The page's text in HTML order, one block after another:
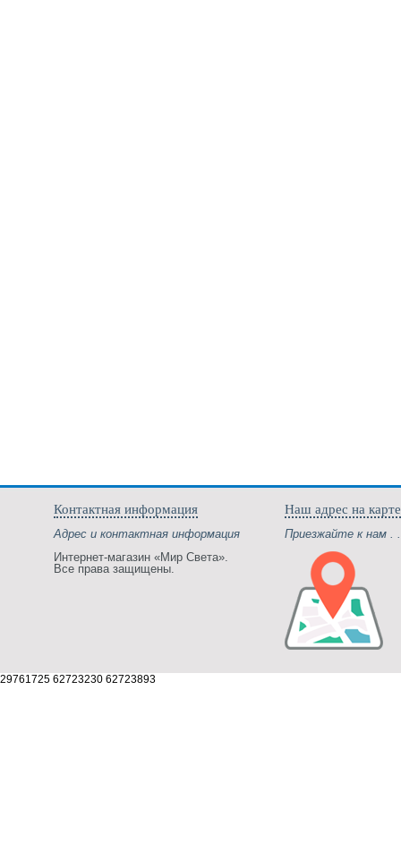
Контактная информация
Адрес и контактная информация
Интернет-магазин «Мир Света».
Все права защищены.
Наш адрес на карте
Приезжайте к нам .
29761725 62723230 62723893